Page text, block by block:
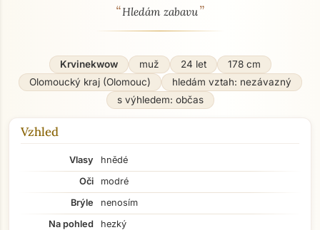
O mně - seznamka profil
“Hledám zabavu”
Krvinekwow muž 24 let
178 cm
Olomoucký kraj (Olomouc)
hledám vztah: nezávazný
s výhledem: občas
Vzhled
Vlasy
hnědé
Oči
modré
Brýle
nenosím
Na pohled
hezký